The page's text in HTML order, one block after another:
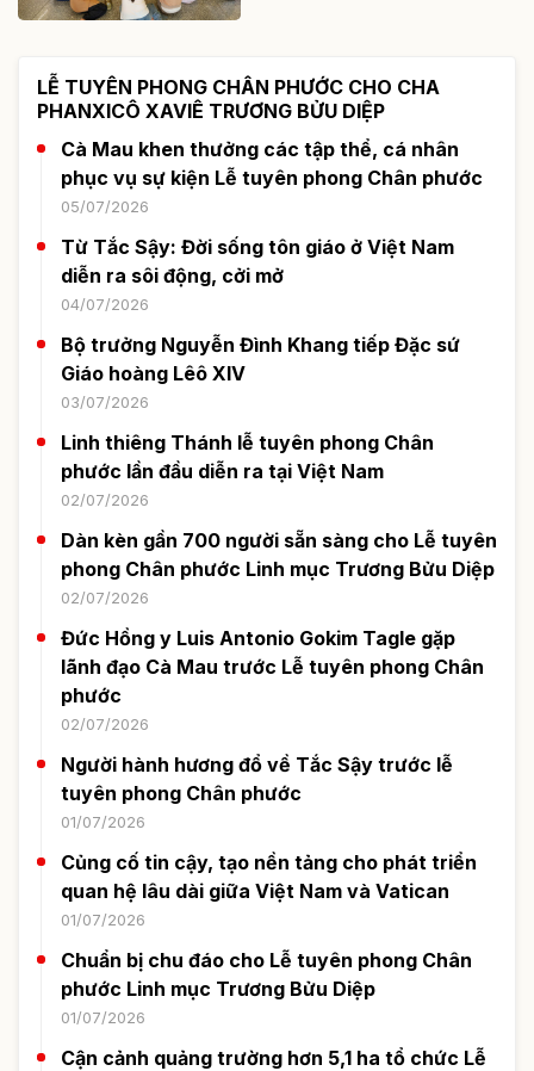
LỄ TUYÊN PHONG CHÂN PHƯỚC CHO CHA
PHANXICÔ XAVIÊ TRƯƠNG BỬU DIỆP
Cà Mau khen thưởng các tập thể, cá nhân
phục vụ sự kiện Lễ tuyên phong Chân phước
05/07/2026
Từ Tắc Sậy: Đời sống tôn giáo ở Việt Nam
diễn ra sôi động, cởi mở
04/07/2026
Bộ trưởng Nguyễn Đình Khang tiếp Đặc sứ
Giáo hoàng Lêô XIV
03/07/2026
Linh thiêng Thánh lễ tuyên phong Chân
phước lần đầu diễn ra tại Việt Nam
02/07/2026
Dàn kèn gần 700 người sẵn sàng cho Lễ tuyên
phong Chân phước Linh mục Trương Bửu Diệp
02/07/2026
Đức Hồng y Luis Antonio Gokim Tagle gặp
lãnh đạo Cà Mau trước Lễ tuyên phong Chân
phước
02/07/2026
Người hành hương đổ về Tắc Sậy trước lễ
tuyên phong Chân phước
01/07/2026
Củng cố tin cậy, tạo nền tảng cho phát triển
quan hệ lâu dài giữa Việt Nam và Vatican
01/07/2026
Chuẩn bị chu đáo cho Lễ tuyên phong Chân
phước Linh mục Trương Bửu Diệp
01/07/2026
Cận cảnh quảng trường hơn 5,1 ha tổ chức Lễ